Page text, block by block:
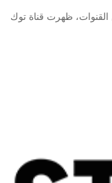
القنوات، ظهرت قناة توك